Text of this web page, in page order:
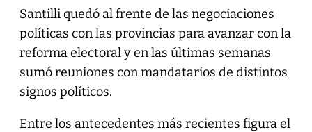
Santilli quedó al frente de las negociaciones
políticas con las provincias para avanzar con la
reforma electoral y en las últimas semanas
sumó reuniones con mandatarios de distintos
signos políticos.
Entre los antecedentes más recientes figura el